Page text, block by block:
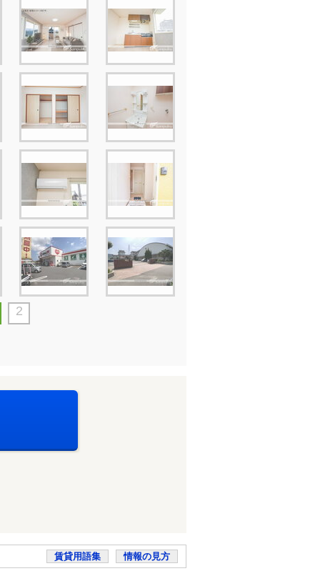
2
賃貸用語集 情報の見方